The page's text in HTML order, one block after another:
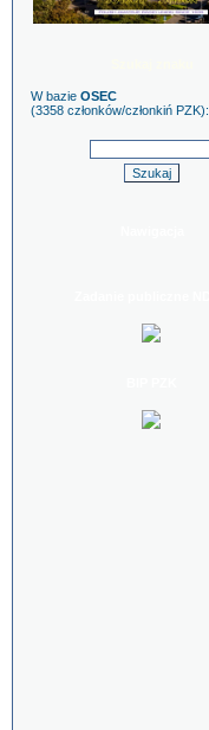
W bazie OSEC
(3358 członków/członkiń PZK):